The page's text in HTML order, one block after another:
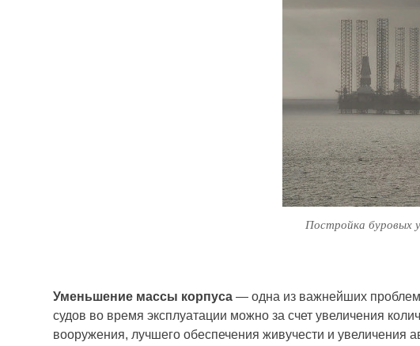
Постройка буровых
Уменьшение массы корпуса — одна из важнейших проблем
судов во время эксплуатации можно за счет увеличения
вооружения, лучшего обеспечения живучести и